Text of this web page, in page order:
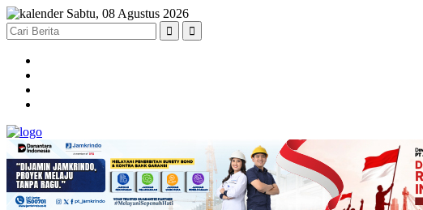
Sabtu, 08 Agustus 2026